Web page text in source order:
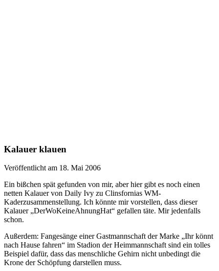
Kalauer klauen
Veröffentlicht am 18. Mai 2006
Ein bißchen spät gefunden von mir, aber hier gibt es noch einen
netten Kalauer von Daily Ivy zu Clinsfornias WM-
Kaderzusammenstellung. Ich könnte mir vorstellen, dass dieser
Kalauer „DerWoKeineAhnungHat“ gefallen täte. Mir jedenfalls
schon.
Außerdem: Fangesänge einer Gastmannschaft der Marke „Ihr könnt
nach Hause fahren“ im Stadion der Heimmannschaft sind ein tolles
Beispiel dafür, dass das menschliche Gehirn nicht unbedingt die
Krone der Schöpfung darstellen muss.